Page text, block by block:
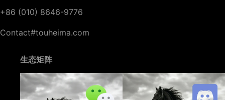
+86 (010) 8646-9776
Contact#touheima.com
生态矩阵